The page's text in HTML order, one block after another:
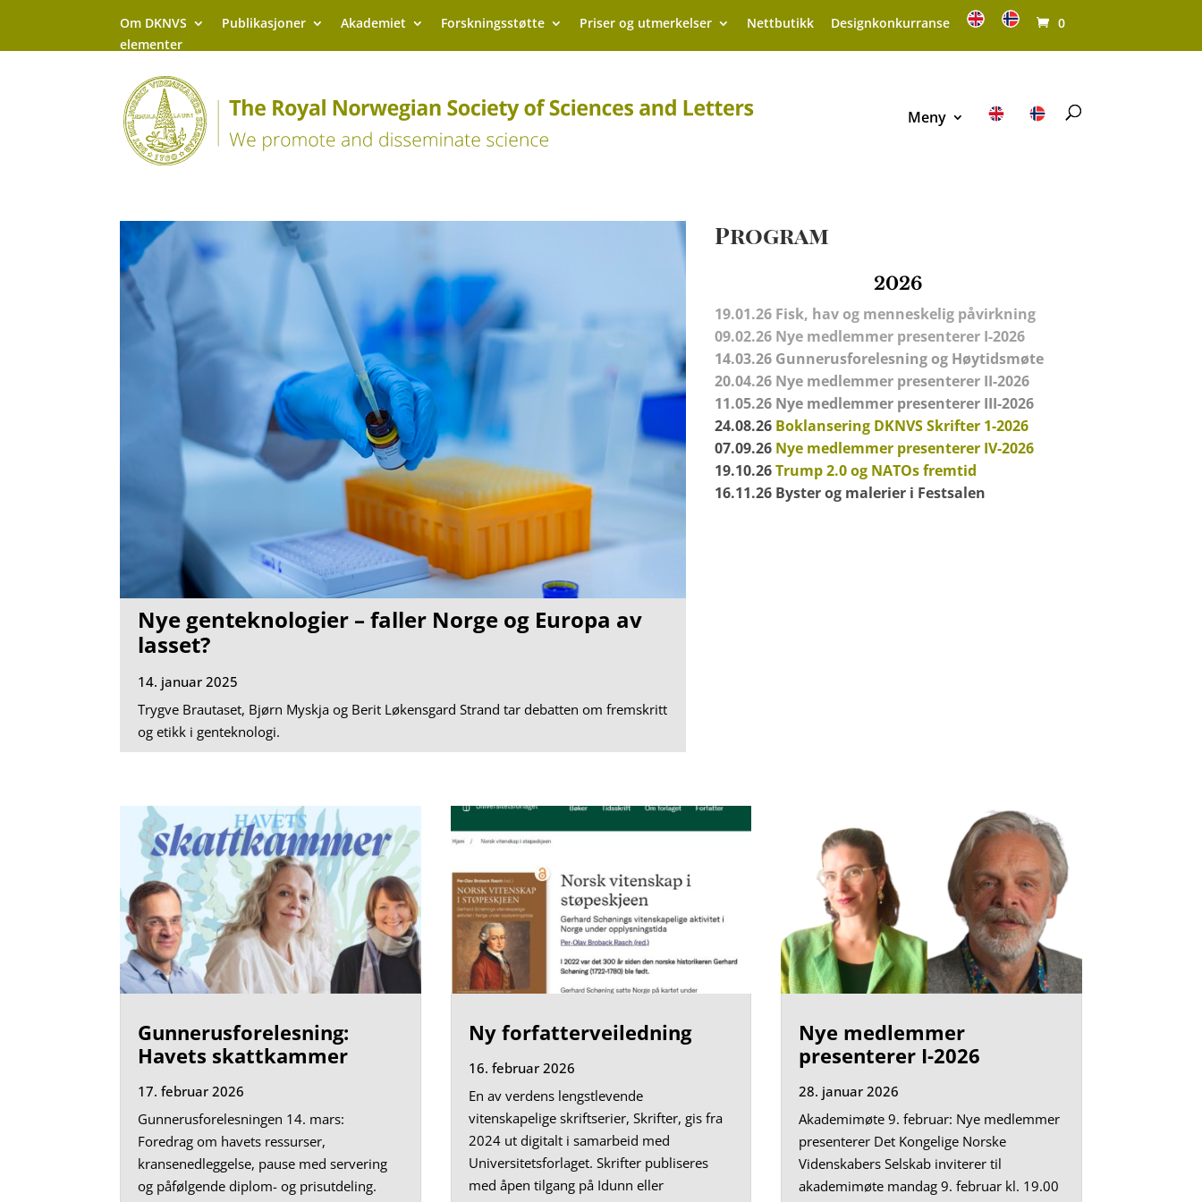
Om DKNVS Publikasjoner Akademiet Forskningsstøtte Priser og utmerkelser Nettbutikk Designkonkurranse
0
elementer
Meny
Nye genteknologier – faller Norge og Europa av
lasset?
14. januar 2025
Trygve Brautaset, Bjørn Myskja og Berit Løkensgard Strand tar debatten om fremskritt
og etikk i genteknologi.
Program
2026
19.01.26 Fisk, hav og menneskelig påvirkning
09.02.26 Nye medlemmer presenterer I-2026
14.03.26 Gunnerusforelesningog Høytidsmøte
20.04.26 Nye medlemmer presenterer II-2026
11.05.26 Nye medlemmer presenterer III-2026
24.08.26 Boklansering DKNVS Skrifter 1-2026
07.09.26 Nye medlemmer presenterer IV-2026
19.10.26Trump 2.0 og NATOs fremtid
16.11.26 Byster og malerier i Festsalen
Gunnerusforelesning:
Havets skattkammer
17. februar 2026
Gunnerusforelesningen 14. mars:
Foredrag om havets ressurser,
kransenedleggelse, pause med servering
og påfølgende diplom- og prisutdeling.
Ny forfatterveiledning
16. februar 2026
En av verdens lengstlevende
vitenskapelige skriftserier, Skrifter, gis fra
2024 ut digitalt i samarbeid med
Universitetsforlaget. Skrifter publiseres
med åpen tilgang på Idunn eller
Nye medlemmer
presenterer I-2026
28. januar 2026
Akademimøte 9. februar: Nye medlemmer
presenterer Det Kongelige Norske
Videnskabers Selskab inviterer til
akademimøte mandag 9. februar kl. 19.00